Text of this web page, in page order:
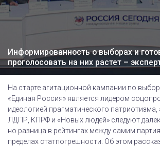
Информированность о выборах и
проголосовать на них растет –
На старте агитационной кампании по
«Единая Россия» является лидером
идеологией прагматического патриотизма,
ЛДПР, КПРФ и «Новых людей» следуют
но разница в рейтингах между самим
пределах статпогрешности. Об этом